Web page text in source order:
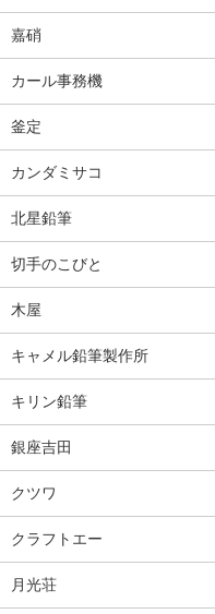
嘉硝
カール事務機
釜定
カンダミサコ
北星鉛筆
切手のこびと
木屋
キャメル鉛筆製作所
キリン鉛筆
銀座吉田
クツワ
クラフトエー
月光荘